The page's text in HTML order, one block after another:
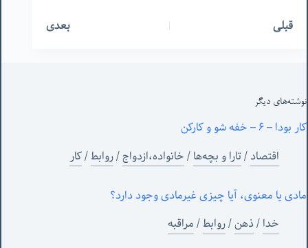
قبلی بعدی
نوشته‌های‌ دیگر
کار بودا – ۶ – خفه شو و کارکن
اقتصاد/تارا و بچه‌ها/خانواده،ازدواج/روابط/کار
مادی یا معنوی، آیا چیزی غیرمادی وجود دارد؟
خدا/ذهن/روابط/مراقبه